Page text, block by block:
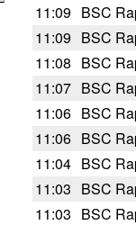
11:09 BSC
11:09 BSC
11:08 BSC
11:07 BSC
11:06 BSC
11:06 BSC
11:04 BSC
11:03 BSC
11:03 BSC